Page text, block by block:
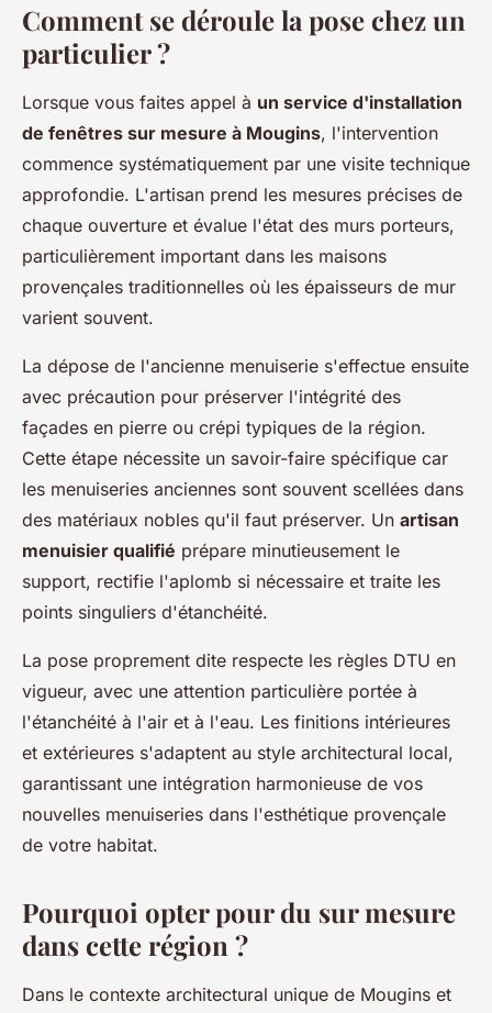
Comment se déroule la pose chez un
particulier ?
Lorsque vous faites appel à un service d'installation
de fenêtres sur mesure à Mougins, l'intervention
commence systématiquement par une visite technique
approfondie. L'artisan prend les mesures précises de
chaque ouverture et évalue l'état des murs porteurs,
particulièrement important dans les maisons
provençales traditionnelles où les épaisseurs de mur
varient souvent.
La dépose de l'ancienne menuiserie s'effectue ensuite
avec précaution pour préserver l'intégrité des
façades en pierre ou crépi typiques de la région.
Cette étape nécessite un savoir-faire spécifique car
les menuiseries anciennes sont souvent scellées dans
des matériaux nobles qu'il faut préserver. Un artisan
menuisier qualifié prépare minutieusement le
support, rectifie l'aplomb si nécessaire et traite les
points singuliers d'étanchéité.
La pose proprement dite respecte les règles DTU en
vigueur, avec une attention particulière portée à
l'étanchéité à l'air et à l'eau. Les finitions intérieures
et extérieures s'adaptent au style architectural local,
garantissant une intégration harmonieuse de vos
nouvelles menuiseries dans l'esthétique provençale
de votre habitat.
Pourquoi opter pour du sur mesure
dans cette région ?
Dans le contexte architectural unique de Mougins et